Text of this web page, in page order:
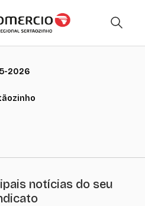
2026
notícias do seu